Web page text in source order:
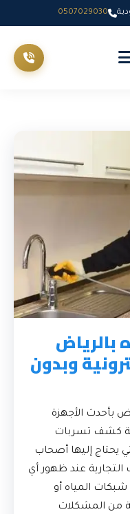
0507029030
وبدون
بأحدث الأجهزة
كشف تسربات
يحتاج إليها أصحاب
التجارية عند ظهور أي
المياه أو
من المشكلات